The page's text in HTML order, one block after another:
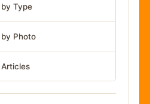
Type
Photo